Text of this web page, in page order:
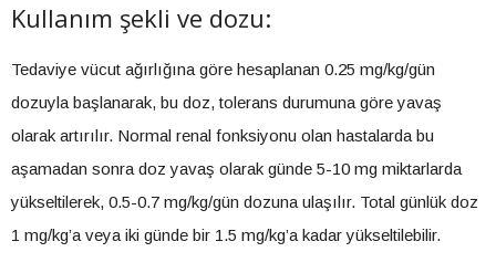
Kullanım şekli ve dozu:
Tedaviye vücut ağırlığına göre hesaplanan 0.25 mg/kg/gün
dozuyla başlanarak, bu doz, tolerans durumuna göre yavaş
olarak artırılır. Normal renal fonksiyonu olan hastalarda bu
aşamadan sonra doz yavaş olarak günde 5-10 mg miktarlarda
yükseltilerek, 0.5-0.7 mg/kg/gün dozuna ulaşılır. Total günlük doz
1 mg/kg’a veya iki günde bir 1.5 mg/kg’a kadar yükseltilebilir.